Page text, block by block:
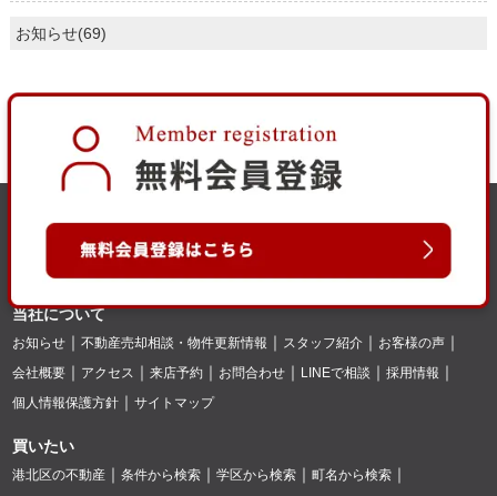
お知らせ(69)
当社について
お知らせ 不動産売却相談・物件更新情報 スタッフ紹介
お客様の声
会社概要
アクセス 来店予約 お問合わせ LINEで相談
採用情報
個人情報保護方針
サイトマップ
買いたい
港北区の不動産 条件から検索 学区から検索
町名から検索